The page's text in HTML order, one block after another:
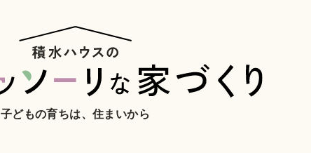
子どもの育ちは、住まいから